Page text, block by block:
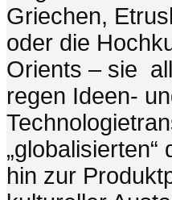
Griechen,
oder die
Orients – sie
regen Ideen-
„globalisierten“
hin zur